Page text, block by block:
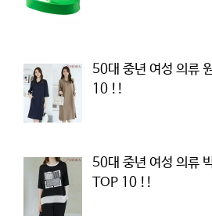
50대 중년 여성 의류
10 !!
50대 중년 여성 의류
TOP 10 !!